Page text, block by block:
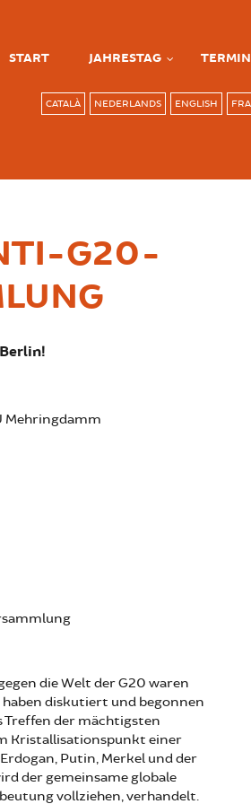
START JAHRESTAG
CATALÀ NEDERLANDS ENGLISH
G20-
Mehringdamm
die Welt der G20 waren
diskutiert und begonnen
Treffen der mächtigsten
Kristallisationspunkt einer
Putin, Merkel und der
der gemeinsame globale
vollziehen, verhandelt.